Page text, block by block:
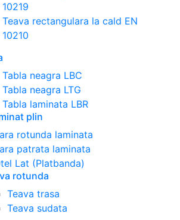
10219
Teava rectangulara la cald EN
10210
Tabla neagra LBC
Tabla neagra LTG
Tabla laminata LBR
plin
rotunda laminata
patrata laminata
Lat (Platbanda)
rotunda
Teava trasa
Teava sudata